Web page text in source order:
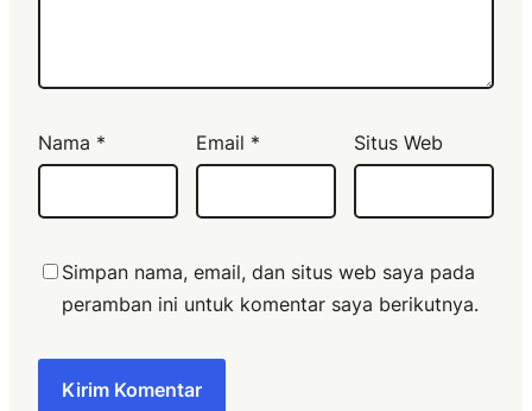
Nama * Email * Situs Web
Simpan nama, email, dan situs web saya pada
peramban ini untuk komentar saya berikutnya.